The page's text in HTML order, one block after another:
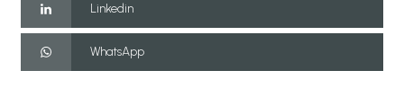
Linkedin
WhatsApp